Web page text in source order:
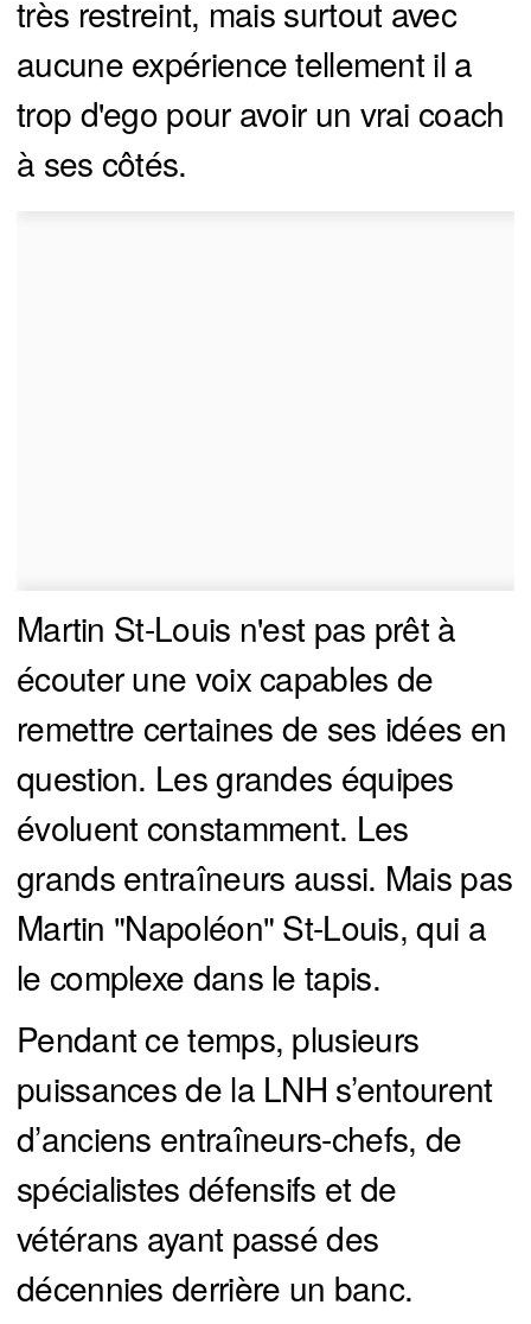
très restreint, mais surtout avec
aucune expérience tellement il a
trop d'ego pour avoir un vrai coach
à ses côtés.
Martin St-Louis n'est pas prêt à
écouter une voix capables de
remettre certaines de ses idées en
question. Les grandes équipes
évoluent constamment. Les
grands entraîneurs aussi. Mais pas
Martin "Napoléon" St-Louis, qui a
le complexe dans le tapis.
Pendant ce temps, plusieurs
puissances de la LNH s’entourent
d’anciens entraîneurs-chefs, de
spécialistes défensifs et de
vétérans ayant passé des
décennies derrière un banc.